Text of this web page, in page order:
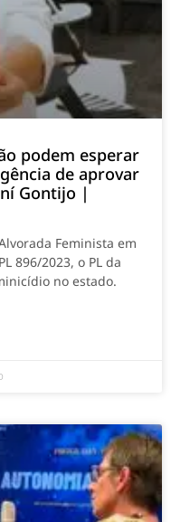
podem esperar
de aprovar
Gontijo |
Feminista em
896/2023, o PL da
no estado.